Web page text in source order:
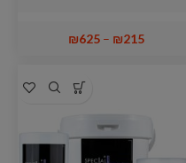
₪215
–
₪625